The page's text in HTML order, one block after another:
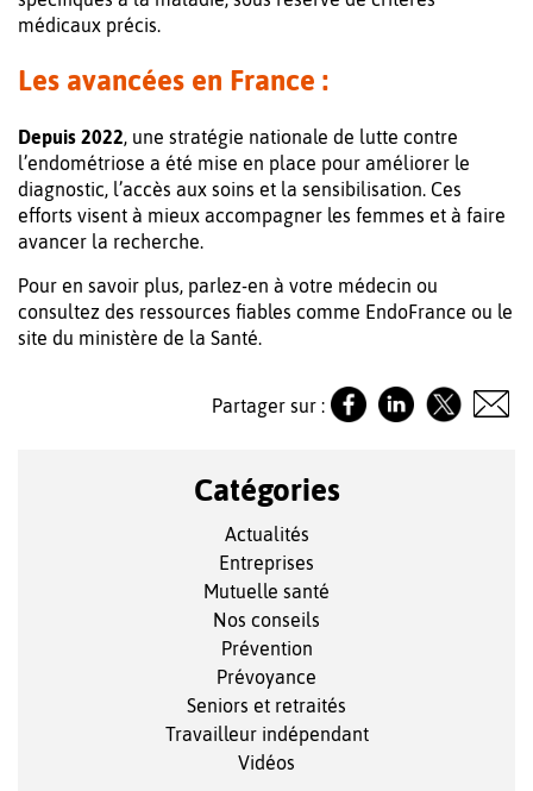
médicaux précis.
Les avancées en France :
Depuis 2022, une stratégie nationale de lutte contre
l’endométriose a été mise en place pour améliorer le
diagnostic, l’accès aux soins et la sensibilisation. Ces
efforts visent à mieux accompagner les femmes et à faire
avancer la recherche.
Pour en savoir plus, parlez-en à votre médecin ou
consultez des ressources fiables comme EndoFrance ou le
site du ministère de la Santé.
Partager sur :
Catégories
Actualités
Entreprises
Mutuelle santé
Nos conseils
Prévention
Prévoyance
Seniors et retraités
Travailleur indépendant
Vidéos